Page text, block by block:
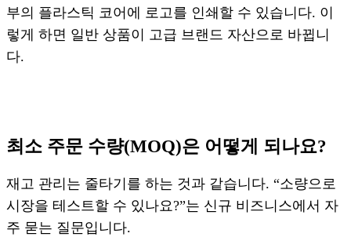
부의 플라스틱 코어에 로고를 인쇄할 수 있습니다. 이
렇게 하면 일반 상품이 고급 브랜드 자산으로 바뀝니
다.
최소 주문 수량(MOQ)은 어떻게 되나요?
재고 관리는 줄타기를 하는 것과 같습니다. “소량으로
시장을 테스트할 수 있나요?”는 신규 비즈니스에서 자
주 묻는 질문입니다.